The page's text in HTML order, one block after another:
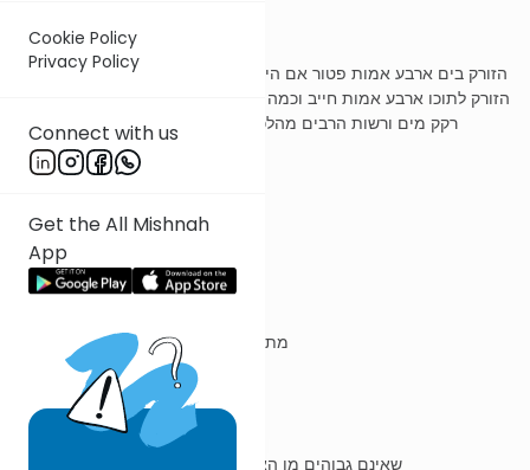
Cookie Policy
Privacy Policy
Connect with us
Get the All Mishnah
App
הזורק בים ארבע אמות פטור אם היה רקק מים ורשות הרבים מהלכת בו
הזורק לתוכו ארבע אמות חייב וכמה הוא רקק מים פחות מעשרה טפחים
רקק מים ורשות הרבים מהלכת בו הזורק בתוכו ארבע אמות חייב
ר' עובדיה מברטנורא
מתחלת ד' לסוף ד' פטור, דכרמלית הוא
שאינם גבוהים מן הארץ ויש בהם רפש וטיט נקראים רקק